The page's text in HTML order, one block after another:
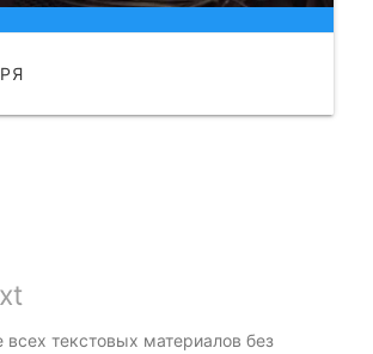
всех текстовых материалов без